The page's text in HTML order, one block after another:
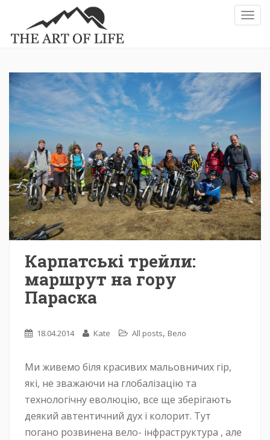
Карпатські трейли:
маршрут на гору
Параска
18.04.2014 Kate All posts, Вело
Ми живемо біля красивих мальовничих гір,
які, не зважаючи на глобалізацію та
технологічну еволюцію, все ще зберігають
деякий автентичний дух і колорит. Тут
погано розвинена вело- інфраструктура , але